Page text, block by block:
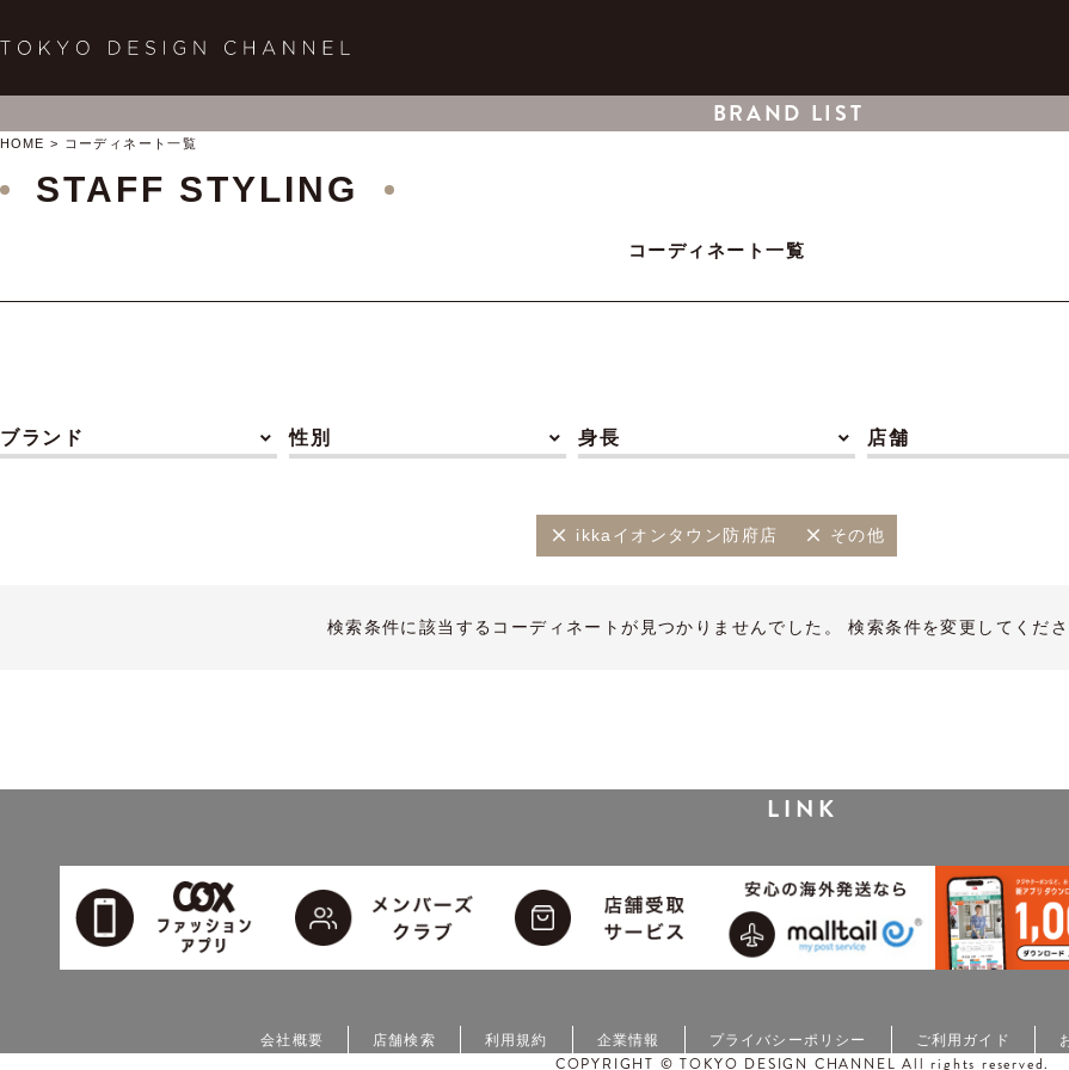
BRAND LIST
HOME コーディネート一覧
STAFF STYLING
コーディネート一覧
ブランド 性別 身長 店舗
ikkaイオンタウン防府店 その他
検索条件に該当するコーディネートが見つかりませんでした。 検索条件を変更してくださ
LINK
会社概要 店舗検索 利用規約 企業情報 プライバシーポリシー ご利用ガイド
COPYRIGHT © TOKYO DESIGN CHANNEL All rights reserved.